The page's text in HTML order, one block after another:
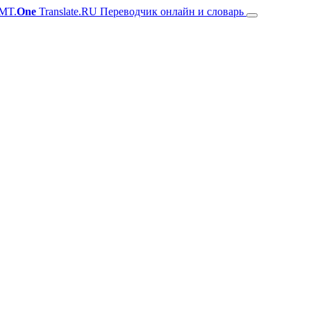
One Translate.RU Переводчик онлайн и словарь